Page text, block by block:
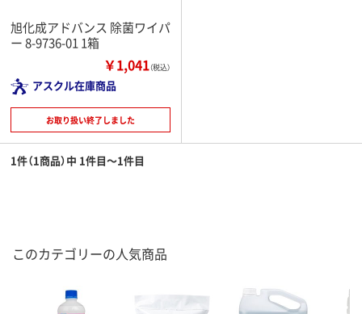
旭化成アドバンス 除菌ワイパ
ー 8-9736-01 1箱
￥1,041（税込）
アスクル在庫商品
お取り扱い終了しました
1件（1商品）中 1件目～1件目
このカテゴリーの人気商品